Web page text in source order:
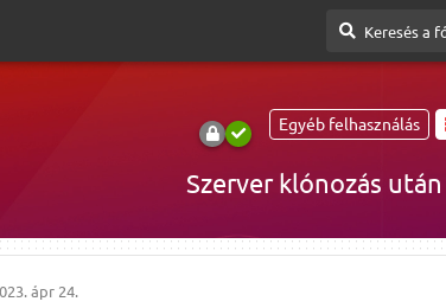
Egyéb felhasználás
Szerver klónozás
ápr 24.